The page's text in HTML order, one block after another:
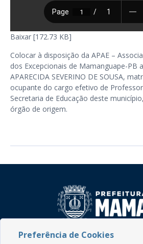
Baixar [172.73 KB]
Colocar à disposição da APAE –
dos Excepcionais de Mamanguape-PB
APARECIDA SEVERINO DE SOUSA,
ocupante do cargo efetivo de
Secretaria de Educação deste
órgão de origem.
Rua do Imperador, 78, Centro
Preferência de Cookies